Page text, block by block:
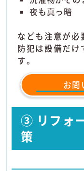
夜も真っ暗
なども注意が必
防犯は設備だけ
す。
お問
③ リフォ
策